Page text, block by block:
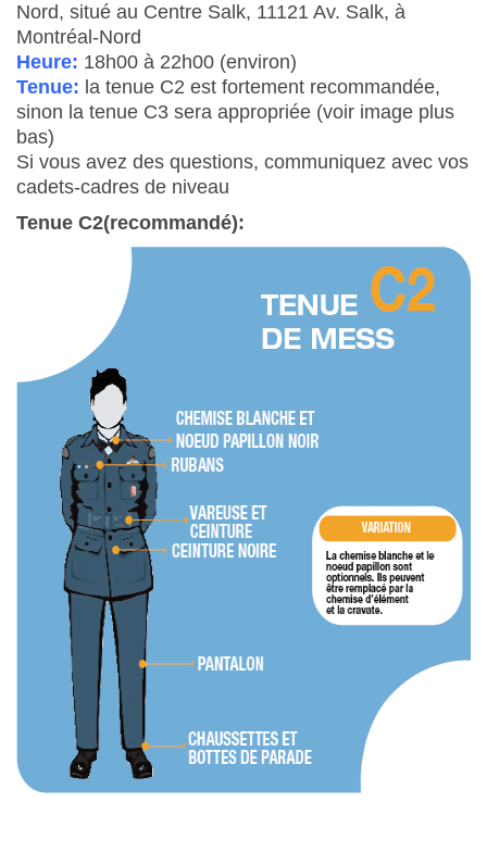
Nord, situé au Centre Salk, 11121 Av. Salk, à
Montréal-Nord
Heure: 18h00 à 22h00 (environ)
Tenue: la tenue C2 est fortement recommandée,
sinon la tenue C3 sera appropriée (voir image plus
bas)
Si vous avez des questions, communiquez avec vos
cadets-cadres de niveau
Tenue C2(recommandé):